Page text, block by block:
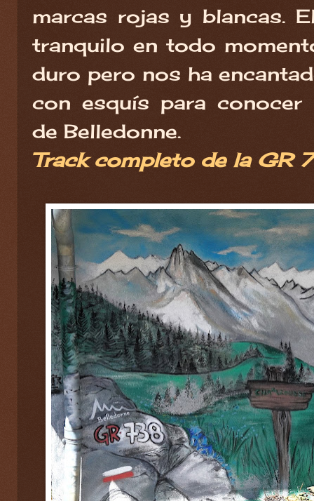
marcas rojas y blancas.
tranquilo en todo
duro pero nos ha
con esquís para conocer
de Belledonne.
Track completo de la GR